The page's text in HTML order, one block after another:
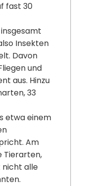
fast 30
Insekten
Davon
und
aus. Hinzu
33
etwa einem
Am
Tierarten,
nicht alle